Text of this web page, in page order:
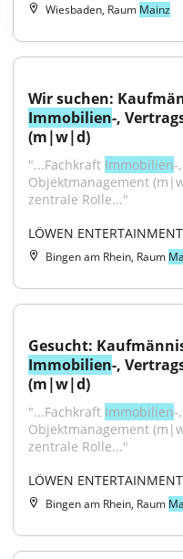
Wiesbaden, Raum Mainz
Immobilien-,
(m|w|d)
"...Fachkraft Immobilien-
Objektmanagement
zentrale Rolle..."
LÖWEN
Bingen am Rhein, Raum
Immobilien-,
(m|w|d)
"...Fachkraft Immobilien-
Objektmanagement
zentrale Rolle..."
LÖWEN
Bingen am Rhein, Raum